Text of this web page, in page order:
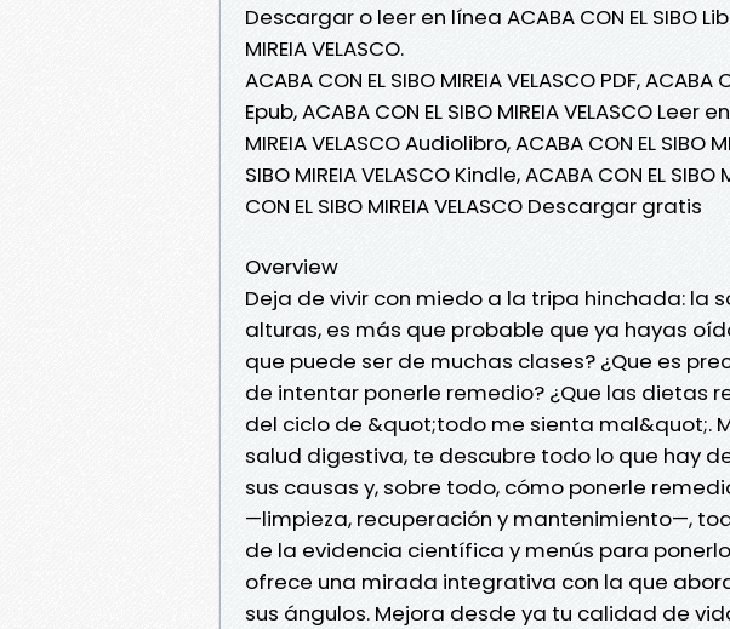
Descargar o leer en línea ACABA CON EL SIBO
MIREIA VELASCO.
ACABA CON EL SIBO MIREIA VELASCO PDF, ACABA
Epub, ACABA CON EL SIBO MIREIA VELASCO Leer
MIREIA VELASCO Audiolibro, ACABA CON EL SIBO
SIBO MIREIA VELASCO Kindle, ACABA CON EL SIBO
CON EL SIBO MIREIA VELASCO Descargar gratis
Overview
Deja de vivir con miedo a la tripa hinchada: la
alturas, es más que probable que ya hayas
que puede ser de muchas clases? ¿Que es
de intentar ponerle remedio? ¿Que las dietas
del ciclo de &quot;todo me sienta mal&quot;.
salud digestiva, te descubre todo lo que hay
sus causas y, sobre todo, cómo ponerle
—limpieza, recuperación y mantenimiento—,
de la evidencia científica y menús para
ofrece una mirada integrativa con la que
sus ángulos. Mejora desde ya tu calidad de